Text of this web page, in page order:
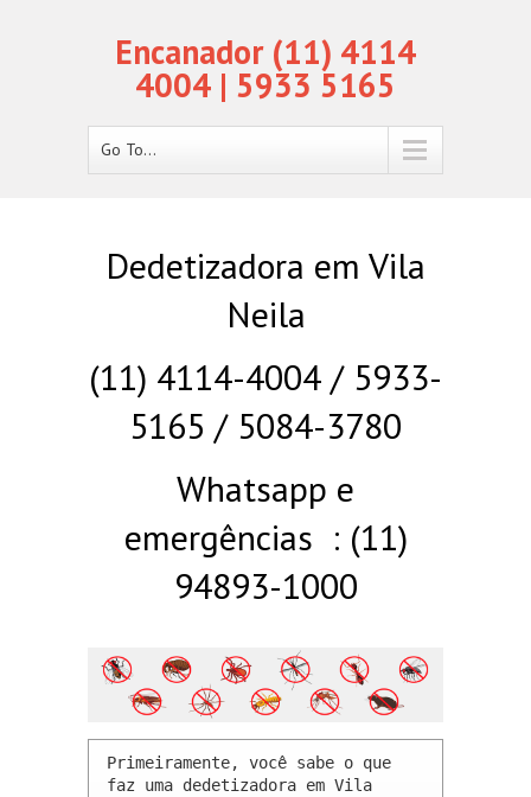
Encanador (11) 4114
4004 | 5933 5165
Go To...
Dedetizadora em Vila
Neila
(11) 4114-4004 / 5933-
5165 / 5084-3780
Whatsapp e
emergências : (11)
94893-1000
Primeiramente, você sabe o que
faz uma dedetizadora em Vila